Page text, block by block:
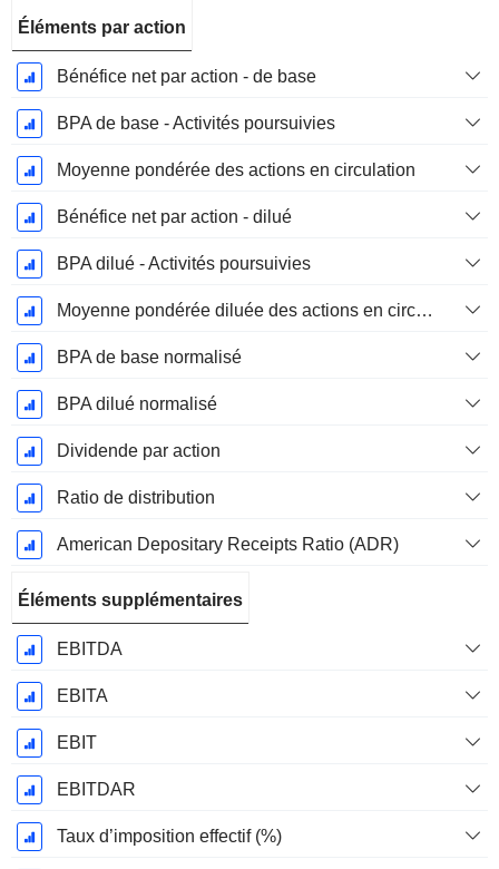
Éléments par action
Bénéfice net par action - de base
BPA de base - Activités poursuivies
Moyenne pondérée des actions en circulation
Bénéfice net par action - dilué
BPA dilué - Activités poursuivies
Moyenne pondérée diluée des actions en circulation
BPA de base normalisé
BPA dilué normalisé
Dividende par action
Ratio de distribution
American Depositary Receipts Ratio (ADR)
Éléments supplémentaires
EBITDA
EBITA
EBIT
EBITDAR
Taux d’imposition effectif (%)